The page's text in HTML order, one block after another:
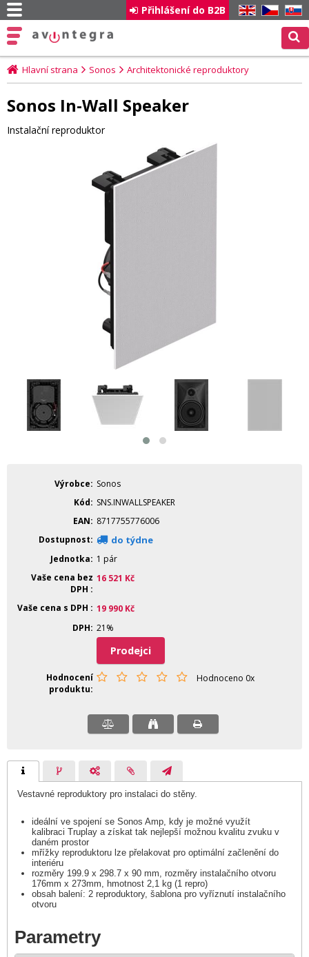
EN CZ SK
Přihlášení do B2B
Hlavní strana Sonos Architektonické reproduktory
Sonos In-Wall Speaker
Instalační reproduktor
Výrobce
Sonos
Kód
SNS.INWALLSPEAKER
EAN
8717755776006
Dostupnost
do týdne
Jednotka
1 pár
Vaše cena bez
DPH
16 521 Kč
Vaše cena s DPH 19 990 Kč
DPH 21%
Prodejci
Hodnocení
produktu
Hodnoceno 0x
Vestavné reproduktory pro instalaci do stěny.
ideální ve spojení se Sonos Amp, kdy je možné využít
kalibraci Truplay a získat tak nejlepší možnou kvalitu zvuku v
daném prostor
mřížky reproduktoru lze přelakovat pro optimální začlenění do
interiéru
rozměry 199.9 x 298.7 x 90 mm, rozměry instalačního otvoru
176mm x 273mm, hmotnost 2,1 kg (1 repro)
obsah balení: 2 reproduktory, šablona pro vyříznutí instalačního
otvoru
Parametry